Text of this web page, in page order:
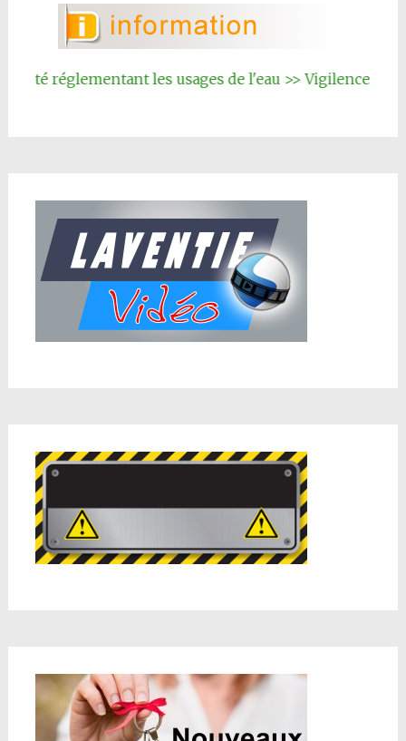
réglementant les usages de l'eau >> Vigilence